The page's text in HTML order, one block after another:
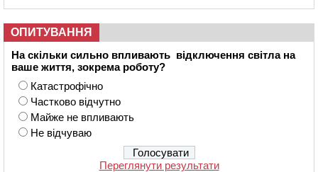
ОПИТУВАННЯ
На скільки сильно впливають відключення світла на
ваше життя, зокрема роботу?
Катастрофічно
Частково відчутно
Майже не впливають
Не відчуваю
Переглянути результати